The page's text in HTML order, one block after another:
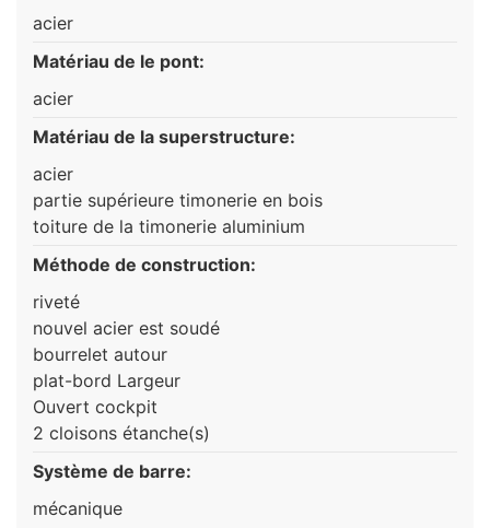
acier
Matériau de le pont:
acier
Matériau de la superstructure:
acier
partie supérieure timonerie en bois
toiture de la timonerie aluminium
Méthode de construction:
riveté
nouvel acier est soudé
bourrelet autour
plat-bord Largeur
Ouvert cockpit
2 cloisons étanche(s)
Système de barre:
mécanique